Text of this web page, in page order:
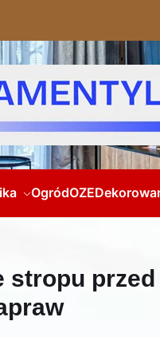
OgródOZE
stropu przed